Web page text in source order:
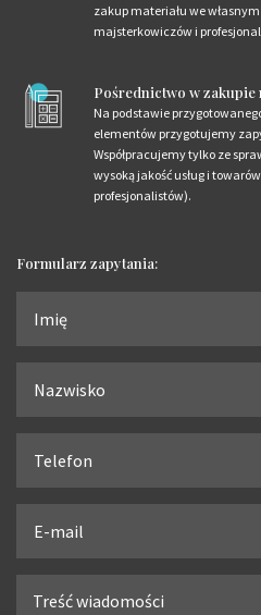
zakup materiału we
majsterkowiczów i
Pośrednictwo w zakupie
Na podstawie
elementów przygotujemy
Współpracujemy tylko ze
wysoką jakość usług i
profesjonalistów).
Formularz zapytania: